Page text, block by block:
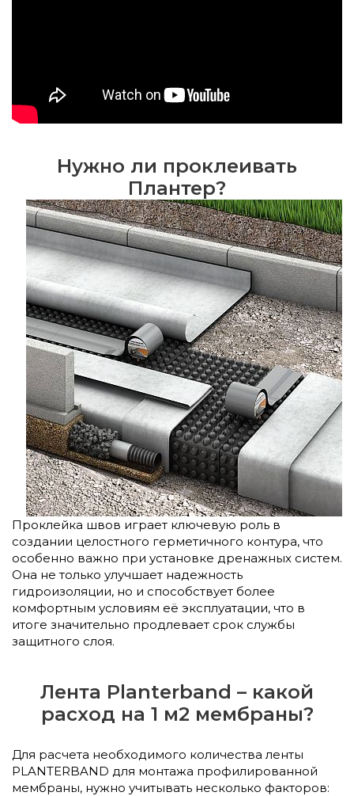
Нужно ли проклеивать
Плантер?
Проклейка швов играет ключевую роль в
создании целостного герметичного контура, что
особенно важно при установке дренажных систем.
Она не только улучшает надежность
гидроизоляции, но и способствует более
комфортным условиям её эксплуатации, что в
итоге значительно продлевает срок службы
защитного слоя.
Лента Planterband – какой
расход на 1 м2 мембраны?
Для расчета необходимого количества ленты
PLANTERBAND для монтажа профилированной
мембраны, нужно учитывать несколько факторов: